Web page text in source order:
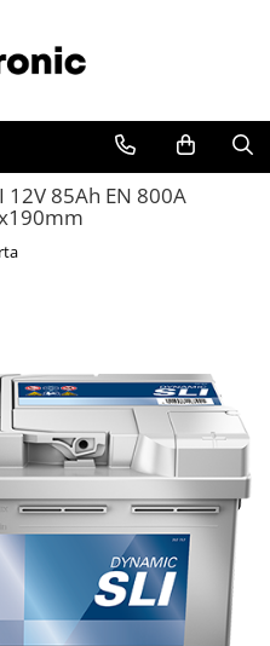
12V 85Ah EN 800A